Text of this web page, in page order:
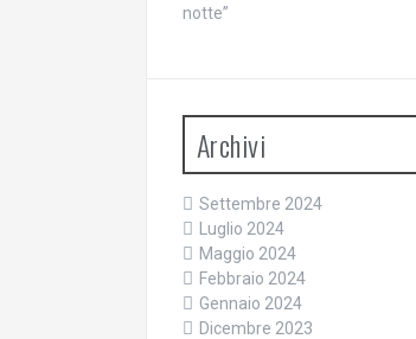
notte”
Archivi
Settembre 2024
Luglio 2024
Maggio 2024
Febbraio 2024
Gennaio 2024
Dicembre 2023